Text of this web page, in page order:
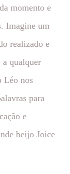
momento e
Imagine um
realizado e
a qualquer
Léo nos
para
e
beijo Joice